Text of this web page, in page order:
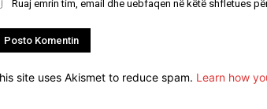
Ruaj emrin tim, email dhe uebfaqen në këtë shfletues
site uses Akismet to reduce spam. Learn how